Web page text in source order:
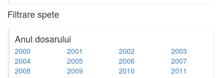
Filtrare spete
Anul dosarului
2000 2001 2002
2003
2004
2005 2006
2007
2008
2009 2010
2011